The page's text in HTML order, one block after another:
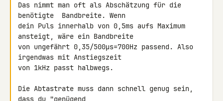
Das nimmt man oft als Abschätzung für die
benötigte  Bandbreite. Wenn
dein Puls innerhalb von 0,5ms aufs Maximum
ansteigt, wäre ein Bandbreite
von ungefährt 0,35/500µs=700Hz passend. Also
irgendwas mit Anstiegszeit
von 1kHz passt halbwegs.
Die Abtastrate muss dann schnell genug sein,
dass du "genügend